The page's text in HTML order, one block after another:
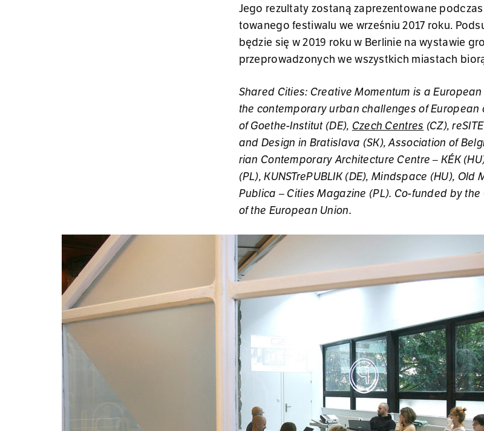
Jego re­zul­ta­ty zo­sta­ną za­pre­zen­to­wa­ne
to­wa­ne­go fe­sti­wa­lu we wrze­śniu 2017 roku.
bę­dzie się w 2019 roku w Ber­li­nie na wy­sta­wie
prze­pro­wa­dzo­nych we wszyst­kich mia­stach
Sha­red Ci­ties: Cre­ati­ve Mo­men­tum is a
the con­tem­po­ra­ry urban chal­len­ges of Eu­ro­pe­an
of Go­ethe-In­sti­tut (DE), Czech Cen­tres (CZ),
and De­sign in Bra­ti­sla­va (SK), As­so­cia­tion of
rian Con­tem­po­ra­ry Ar­chi­tec­tu­re Cen­tre – KÉK
(PL), KUN­STre­PU­BLIK (DE), Mind­spa­ce (HU), Old
Pu­bli­ca – Ci­ties Ma­ga­zi­ne (PL). Co-fun­ded by
of the Eu­ro­pe­an Union.